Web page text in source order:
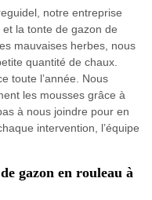
notre entreprise
la tonte de gazon de
mauvaises herbes, nous
quantité de chaux.
toute l’année. Nous
les mousses grâce à
à nous joindre pour en
intervention, l’équipe
gazon en rouleau à